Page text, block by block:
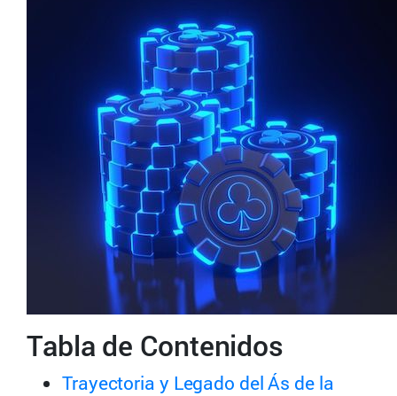
Tabla de Contenidos
Trayectoria y Legado del Ás de la